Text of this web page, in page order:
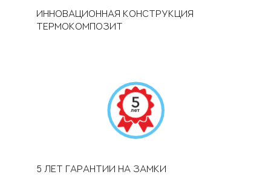
ИННОВАЦИОННАЯ КОНСТРУКЦИЯ
ТЕРМОКОМПОЗИТ
5 ЛЕТ ГАРАНТИИ НА ЗАМКИ